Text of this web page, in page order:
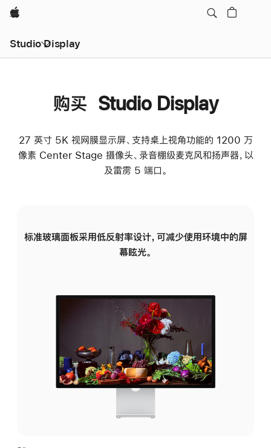
Apple
Studio Display
购买 Studio Display
27 英寸 5K 视网膜显示屏、支持桌上视角功能的 1200 万
像素 Center Stage 摄像头、录音棚级麦克风和扬声器，以
及雷雳 5 端口。
标准玻璃面板采用低反射率设计，可减少使用环境中的屏
幕眩光。